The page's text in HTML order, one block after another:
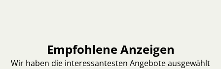
Empfohlene Anzeigen
Wir haben die interessantesten Angebote ausgewählt